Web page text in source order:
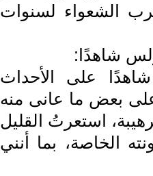
الشعواء لسنوات
شاهدًا:
على الأحداث
على بعض ما عانى منه
استعرتُ القليل
الخاصة، بما أنني